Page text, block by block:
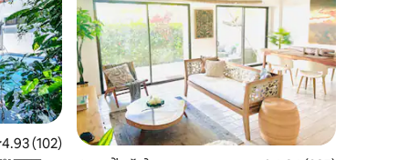
रेटिंग 5 में से 4.93, 102 समीक्षाएँ
4.93 (102)